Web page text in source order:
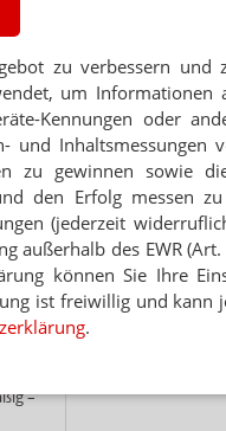
zu verbessern und
um
Kennungen oder
und Inhaltsmessungen
zu gewinnen sowie
den Erfolg messen
(jederzeit
außerhalb des EWR
können Sie Ihre
ist freiwillig und kann
.
–